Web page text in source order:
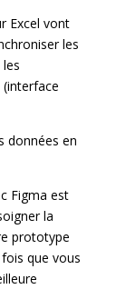
Excel vont
les
données en
Figma est
la
prototype
fois que vous